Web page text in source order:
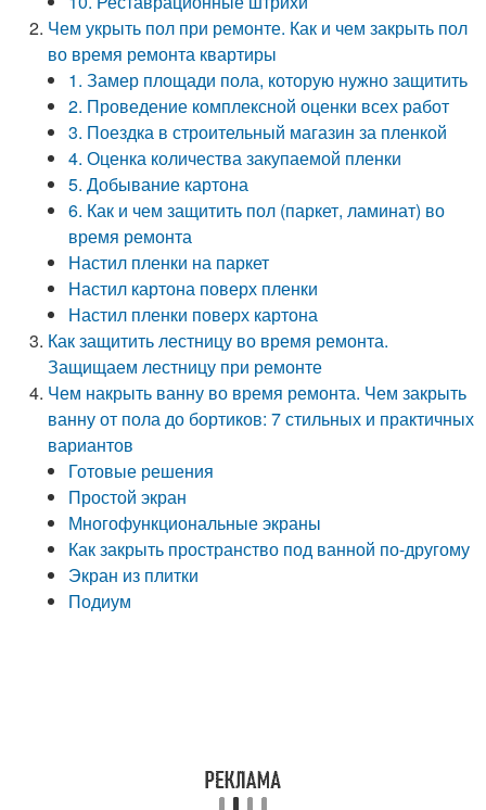
Чем укрыть пол при ремонте. Как и чем закрыть пол
во время ремонта квартиры
1. Замер площади пола, которую нужно защитить
2. Проведение комплексной оценки всех работ
3. Поездка в строительный магазин за пленкой
4. Оценка количества закупаемой пленки
5. Добывание картона
6. Как и чем защитить пол (паркет, ламинат) во
время ремонта
Настил пленки на паркет
Настил картона поверх пленки
Настил пленки поверх картона
Как защитить лестницу во время ремонта.
Защищаем лестницу при ремонте
Чем накрыть ванну во время ремонта. Чем закрыть
ванну от пола до бортиков: 7 стильных и практичных
вариантов
Готовые решения
Простой экран
Многофункциональные экраны
Как закрыть пространство под ванной по-другому
Экран из плитки
Подиум